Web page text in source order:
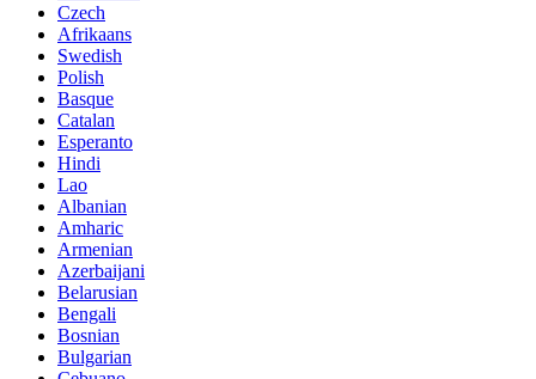
Czech
Afrikaans
Swedish
Polish
Basque
Catalan
Esperanto
Hindi
Lao
Albanian
Amharic
Armenian
Azerbaijani
Belarusian
Bengali
Bosnian
Bulgarian